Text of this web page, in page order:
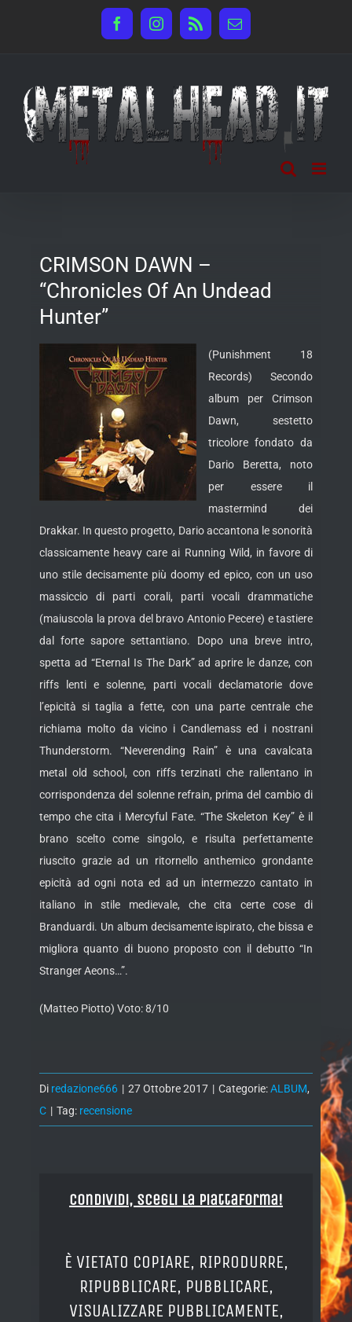
FacebookInstagram
Rss Email
CRIMSON DAWN –
“Chronicles Of An Undead
Hunter”
(Punishment 18
Records) Secondo
album per Crimson
Dawn, sestetto
tricolore fondato da
Dario Beretta, noto
per essere il
mastermind dei
Drakkar. In questo progetto, Dario accantona le sonorità
classicamente heavy care ai Running Wild, in favore di
uno stile decisamente più doomy ed epico, con un uso
massiccio di parti corali, parti vocali drammatiche
(maiuscola la prova del bravo Antonio Pecere) e tastiere
dal forte sapore settantiano. Dopo una breve intro,
spetta ad “Eternal Is The Dark” ad aprire le danze, con
riffs lenti e solenne, parti vocali declamatorie dove
l’epicità si taglia a fette, con una parte centrale che
richiama molto da vicino i Candlemass ed i nostrani
Thunderstorm. “Neverending Rain” è una cavalcata
metal old school, con riffs terzinati che rallentano in
corrispondenza del solenne refrain, prima del cambio di
tempo che cita i Mercyful Fate. “The Skeleton Key” è il
brano scelto come singolo, e risulta perfettamente
riuscito grazie ad un ritornello anthemico grondante
epicità ad ogni nota ed ad un intermezzo cantato in
italiano in stile medievale, che cita certe cose di
Branduardi. Un album decisamente ispirato, che bissa e
migliora quanto di buono proposto con il debutto “In
Stranger Aeons…”.
(Matteo Piotto) Voto: 8/10
Di redazione666 | 27 Ottobre 2017 | Categorie:ALBUM,
C | Tag: recensione
Condividi, Scegli la piattaforma!
È VIETATO COPIARE, RIPRODURRE,
RIPUBBLICARE, PUBBLICARE,
VISUALIZZARE PUBBLICAMENTE,